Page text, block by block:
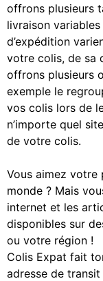
offrons plusieurs
livraison
d’expédition
votre colis, de sa
offrons plusieurs
exemple le
vos colis lors de
n’importe quel
de votre colis.
Vous aimez votre
monde ? Mais
internet et les
disponibles sur
ou votre région !
Colis Expat fait
adresse de